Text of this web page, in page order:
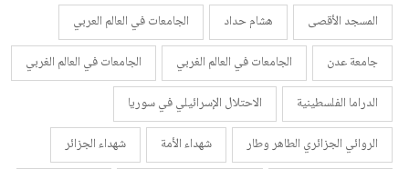
المسجد الأقصى
هشام حداد
الجامعات في العالم العربي
جامعة عدن
الجامعات في العالم الغربي
الجامعات في العالم الغربي
الدراما الفلسطينية
الاحتلال الإسرائيلي في سوريا
الروائي الجزائري الطاهر وطار
شهداء الأمة
شهداء الجزائر